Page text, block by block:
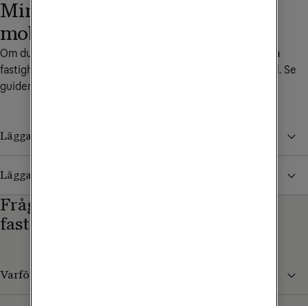
Mina fastighetsägarsidor i
mobilen
Om du snabbt och enkelt vill nå inloggningssidan till Mina
fastighetsägarsidor kan du lägga till en genväg i din mobil. Se
guiden för din mobils operativsystem nedan.
Lägga till en genväg med iOS
Lägga till en genväg med Android
Frågor och svar om Mina
fastighetsägarsidor
Varför har ni skapat Mina fastighetsägarsidor?